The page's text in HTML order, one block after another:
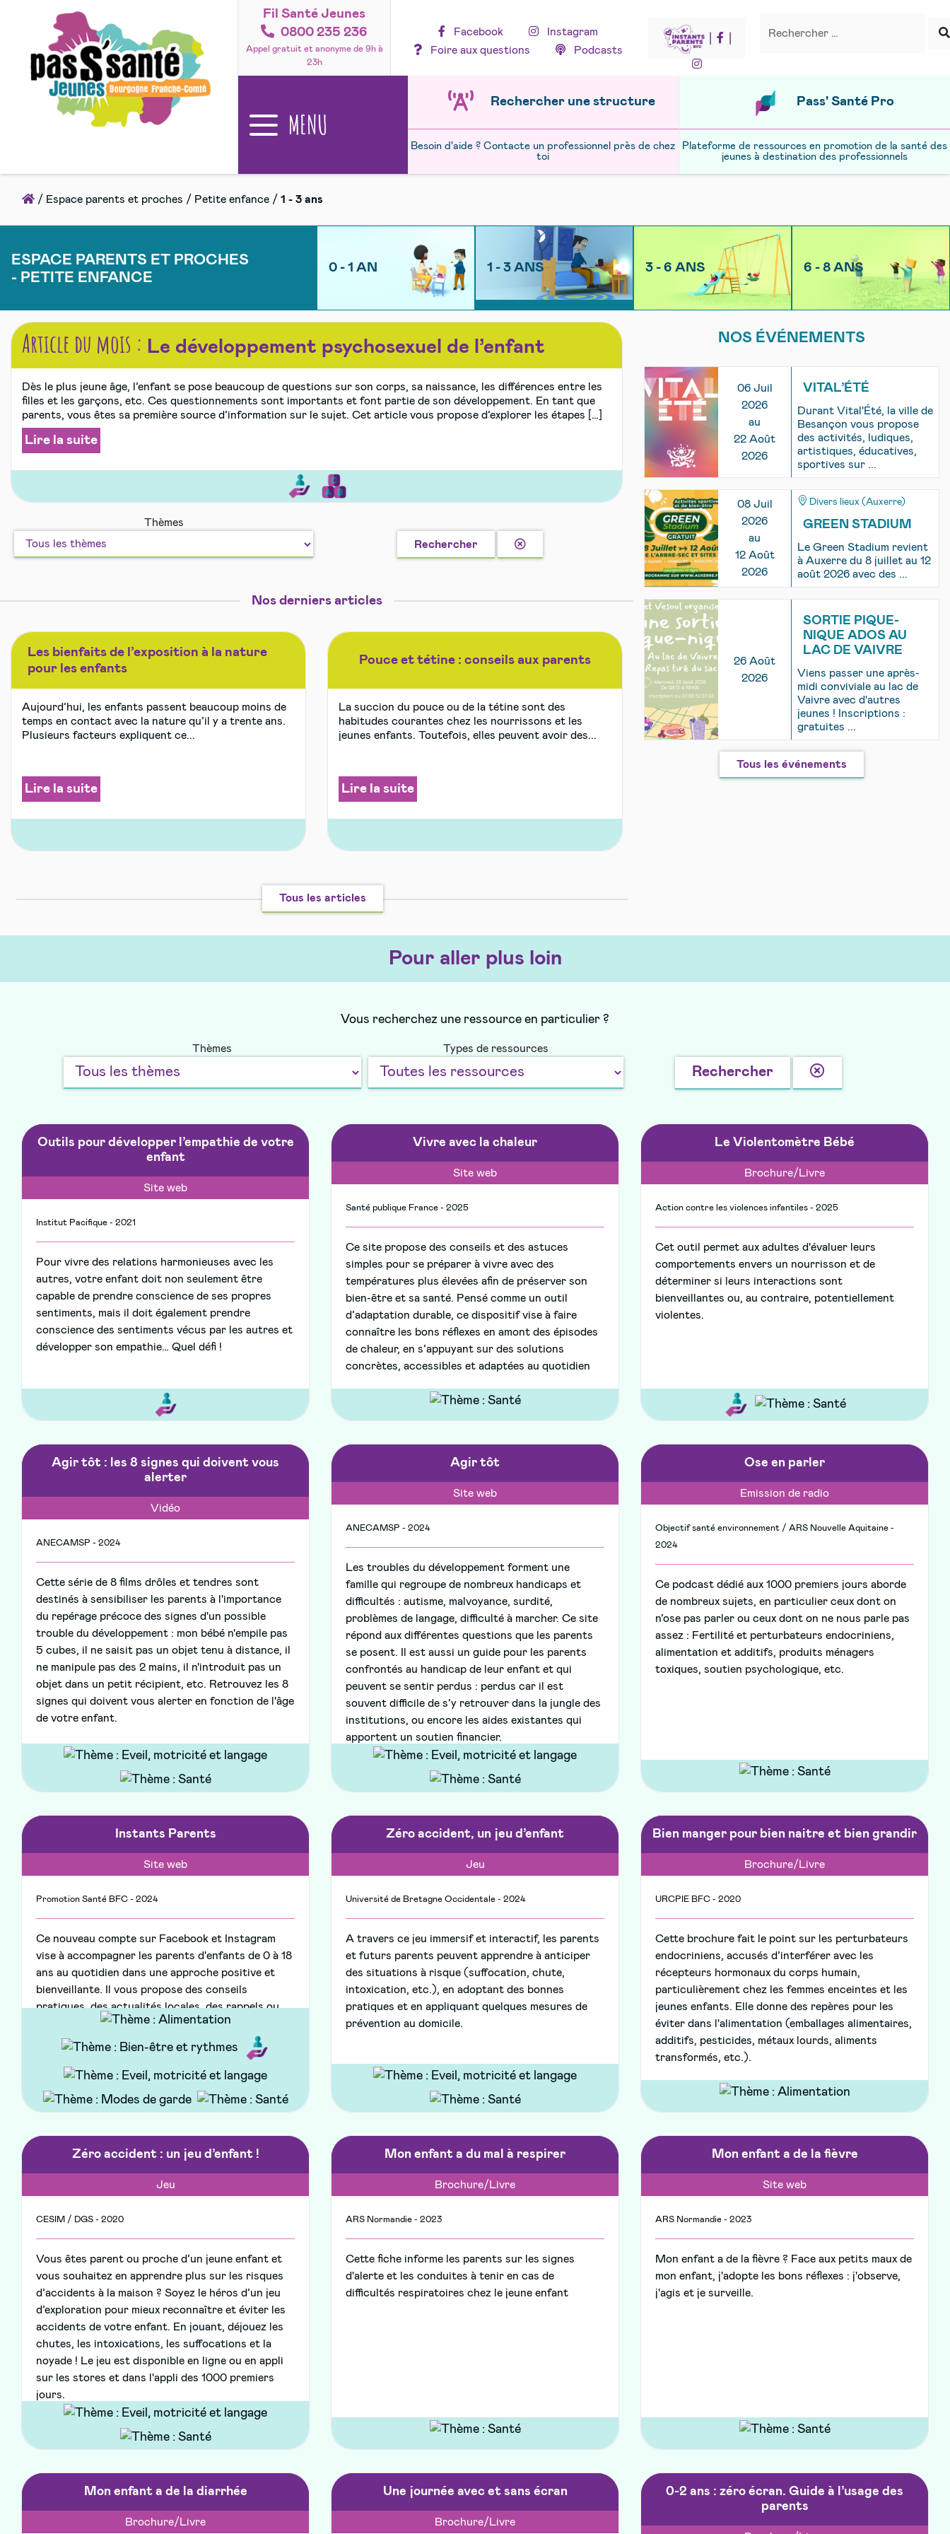
Fil Santé Jeunes
0800 235 236
Appel gratuit et anonyme de 9h à
23h
Facebook
Instagram
Foire aux questions
Podcasts
Rechercher
MENU
Rechercher une structure
Besoin d'aide ? Contacte un professionnel près de chez
toi
Pass' Santé Pro
Plateforme de ressources en promotion de la santé des
jeunes à destination des professionnels
Accueil
/ Espace parents et proches / Petite enfance / 1 - 3 ans
ESPACE PARENTS ET PROCHES
- PETITE ENFANCE
0 - 1 AN 1 - 3 ANS 3 - 6 ANS 6 - 8 ANS
Article du mois : Le développement psychosexuel de l’enfant
Dès le plus jeune âge, l’enfant se pose beaucoup de questions sur son corps, sa naissance, les différences entre les
filles et les garçons, etc. Ces questionnements sont importants et font partie de son développement. En tant que
parents, vous êtes sa première source d’information sur le sujet. Cet article vous propose d’explorer les étapes […]
Lire la suite
langage
Thèmes
Rechercher
Effacer
la
Nos derniers articles
Les bienfaits de l’exposition à la nature
pour les enfants
Aujourd’hui, les enfants passent beaucoup moins de
temps en contact avec la nature qu’il y a trente ans.
Plusieurs facteurs expliquent ce...
Lire la suite
Pouce et tétine : conseils aux parents
La succion du pouce ou de la tétine sont des
habitudes courantes chez les nourrissons et les
jeunes enfants. Toutefois, elles peuvent avoir des...
Lire la suite
Tous les articles
NOS ÉVÉNEMENTS
06 Juil
2026
au
22 Août
2026
VITAL’ÉTÉ
Durant Vital'Été, la ville de
Besançon vous propose
des activités, ludiques,
artistiques, éducatives,
sportives sur ...
08 Juil
2026
au
12 Août
2026
Divers lieux (Auxerre)
GREEN STADIUM
Le Green Stadium revient
à Auxerre du 8 juillet au 12
août 2026 avec des ...
26 Août
2026
SORTIE PIQUE-
NIQUE ADOS AU
LAC DE VAIVRE
Viens passer une après-
midi conviviale au lac de
Vaivre avec d'autres
jeunes ! Inscriptions :
gratuites ...
Tous les événements
Pour aller plus loin
Vous recherchez une ressource en particulier ?
Thèmes Types de ressources
Rechercher
la
Outils pour développer l’empathie de votre
enfant
Site web
Institut Pacifique - 2021
Pour vivre des relations harmonieuses avec les
autres, votre enfant doit non seulement être
capable de prendre conscience de ses propres
sentiments, mais il doit également prendre
conscience des sentiments vécus par les autres et
développer son empathie… Quel défi !
Vivre avec la chaleur
Site web
Santé publique France - 2025
Ce site propose des conseils et des astuces
simples pour se préparer à vivre avec des
températures plus élevées afin de préserver son
bien-être et sa santé. Pensé comme un outil
d’adaptation durable, ce dispositif vise à faire
connaître les bons réflexes en amont des épisodes
de chaleur, en s’appuyant sur des solutions
concrètes, accessibles et adaptées au quotidien
Le Violentomètre Bébé
Brochure/Livre
Action contre les violences infantiles - 2025
Cet outil permet aux adultes d'évaluer leurs
comportements envers un nourrisson et de
déterminer si leurs interactions sont
bienveillantes ou, au contraire, potentiellement
violentes.
Agir tôt : les 8 signes qui doivent vous
alerter
Vidéo
ANECAMSP - 2024
Cette série de 8 films drôles et tendres sont
destinés à sensibiliser les parents à l'importance
du repérage précoce des signes d'un possible
trouble du développement : mon bébé n'empile pas
5 cubes, il ne saisit pas un objet tenu à distance, il
ne manipule pas des 2 mains, il n'introduit pas un
objet dans un petit récipient, etc. Retrouvez les 8
signes qui doivent vous alerter en fonction de l'âge
de votre enfant.
Agir tôt
Site web
ANECAMSP - 2024
Les troubles du développement forment une
famille qui regroupe de nombreux handicaps et
difficultés : autisme, malvoyance, surdité,
problèmes de langage, difficulté à marcher. Ce site
répond aux différentes questions que les parents
se posent. Il est aussi un guide pour les parents
confrontés au handicap de leur enfant et qui
peuvent se sentir perdus : perdus car il est
souvent difficile de s’y retrouver dans la jungle des
institutions, ou encore les aides existantes qui
apportent un soutien financier.
Ose en parler
Emission de radio
Objectif santé environnement / ARS Nouvelle Aquitaine -
2024
Ce podcast dédié aux 1000 premiers jours aborde
de nombreux sujets, en particulier ceux dont on
n’ose pas parler ou ceux dont on ne nous parle pas
assez : Fertilité et perturbateurs endocriniens,
alimentation et additifs, produits ménagers
toxiques, soutien psychologique, etc.
Instants Parents
Site web
Promotion Santé BFC - 2024
Ce nouveau compte sur Facebook et Instagram
vise à accompagner les parents d'enfants de 0 à 18
ans au quotidien dans une approche positive et
bienveillante. Il vous propose des conseils
pratiques, des actualités locales, des rappels ou
messages de prévention, des astuces, tutoriels ou
recettes, des quiz, et des témoignages de parents
Zéro accident, un jeu d’enfant
Jeu
Université de Bretagne Occidentale - 2024
A travers ce jeu immersif et interactif, les parents
et futurs parents peuvent apprendre à anticiper
des situations à risque (suffocation, chute,
intoxication, etc.), en adoptant des bonnes
pratiques et en appliquant quelques mesures de
prévention au domicile.
Bien manger pour bien naitre et bien grandir
Brochure/Livre
URCPIE BFC - 2020
Cette brochure fait le point sur les perturbateurs
endocriniens, accusés d’interférer avec les
récepteurs hormonaux du corps humain,
particulièrement chez les femmes enceintes et les
jeunes enfants. Elle donne des repères pour les
éviter dans l'alimentation (emballages alimentaires,
additifs, pesticides, métaux lourds, aliments
transformés, etc.).
Zéro accident : un jeu d’enfant !
Jeu
CESIM / DGS - 2020
Vous êtes parent ou proche d’un jeune enfant et
vous souhaitez en apprendre plus sur les risques
d’accidents à la maison ? Soyez le héros d’un jeu
d’exploration pour mieux reconnaître et éviter les
accidents de votre enfant. En jouant, déjouez les
chutes, les intoxications, les suffocations et la
noyade ! Le jeu est disponible en ligne ou en appli
sur les stores et dans l'appli des 1000 premiers
jours.
Mon enfant a du mal à respirer
Brochure/Livre
ARS Normandie - 2023
Cette fiche informe les parents sur les signes
d'alerte et les conduites à tenir en cas de
difficultés respiratoires chez le jeune enfant
Mon enfant a de la fièvre
Site web
ARS Normandie - 2023
Mon enfant a de la fièvre ? Face aux petits maux de
mon enfant, j'adopte les bons réflexes : j'observe,
j'agis et je surveille.
Mon enfant a de la diarrhée
Brochure/Livre
Une journée avec et sans écran
Brochure/Livre
0-2 ans : zéro écran. Guide à l’usage des
parents